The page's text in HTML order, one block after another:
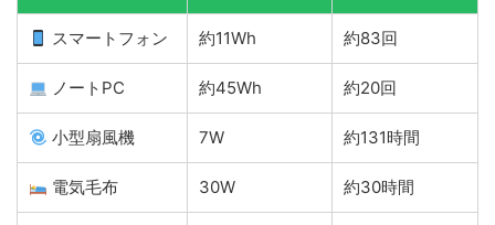
スマートフォン 約11Wh 約83回
ノートPC 約45Wh 約20回
小型扇風機 7W 約131時間
電気毛布 30W 約30時間